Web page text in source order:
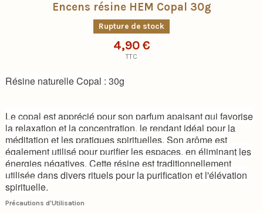
Encens résine HEM Copal 30g
Rupture de stock
4,90 €
TTC
Résine naturelle Copal : 30g
Le copal est apprécié pour son parfum apaisant qui favorise
la relaxation et la concentration, le rendant idéal pour la
méditation et les pratiques spirituelles. Son arôme est
également utilisé pour purifier les espaces, en éliminant les
énergies négatives. Cette résine est traditionnellement
utilisée dans divers rituels pour la purification et l'élévation
spirituelle.
Précautions d'Utilisation